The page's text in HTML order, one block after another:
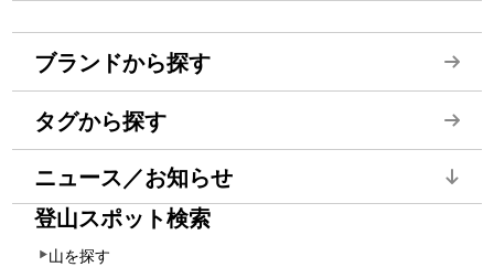
ブランドから探す
タグから探す
ニュース／お知らせ
登山スポット検索
山を探す